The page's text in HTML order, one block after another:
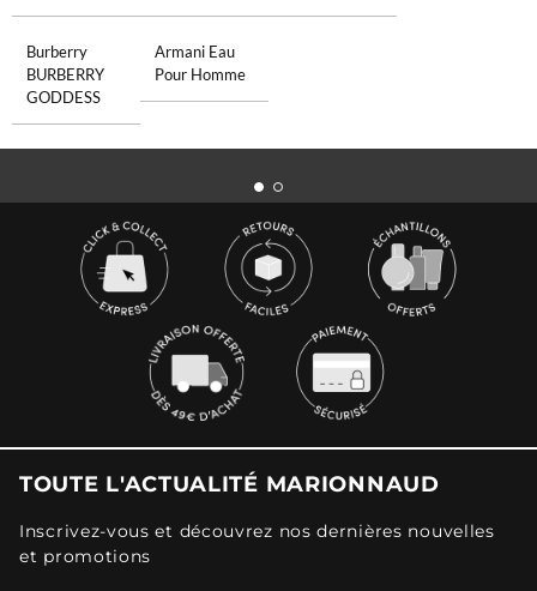
Burberry
BURBERRY
GODDESS
Armani Eau
Pour Homme
TOUTE L'ACTUALITÉ MARIONNAUD
Inscrivez-vous et découvrez nos dernières nouvelles
et promotions